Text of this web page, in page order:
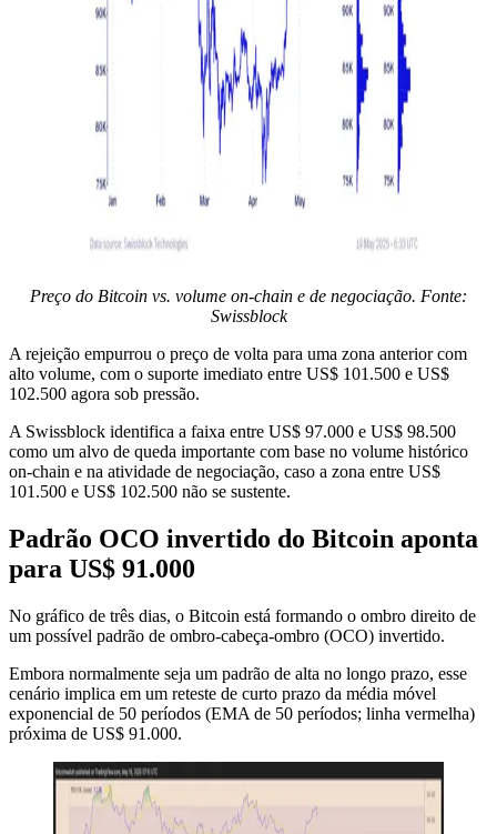
Preço do Bitcoin vs. volume on-chain e de negociação. Fonte:
Swissblock
A rejeição empurrou o preço de volta para uma zona anterior com
alto volume, com o suporte imediato entre US$ 101.500 e US$
102.500 agora sob pressão.
A Swissblock identifica a faixa entre US$ 97.000 e US$ 98.500
como um alvo de queda importante com base no volume histórico
on-chain e na atividade de negociação, caso a zona entre US$
101.500 e US$ 102.500 não se sustente.
Padrão OCO invertido do Bitcoin aponta
para US$ 91.000
No gráfico de três dias, o Bitcoin está formando o ombro direito de
um possível padrão de ombro-cabeça-ombro (OCO) invertido.
Embora normalmente seja um padrão de alta no longo prazo, esse
cenário implica em um reteste de curto prazo da média móvel
exponencial de 50 períodos (EMA de 50 períodos; linha vermelha)
próxima de US$ 91.000.